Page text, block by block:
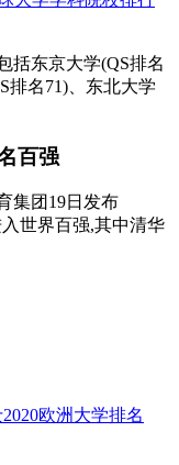
括东京大学(QS排名
排名71)、东北大学
百强
集团19日发布
入世界百强,其中清华
欧洲大学排名